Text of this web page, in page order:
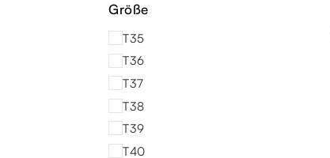
Größe
T35
T36
T37
T38
T39
T40